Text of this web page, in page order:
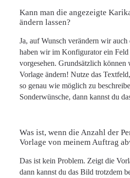
Kann man die angezeigte
ändern lassen?
Ja, auf Wunsch verändern wir
haben wir im Konfigurator ein
vorgesehen. Grundsätzlich können
Vorlage ändern! Nutze das
so genau wie möglich zu
Sonderwünsche, dann kannst du
Was ist, wenn die Anzahl der
Vorlage von meinem Auftrag
Das ist kein Problem. Zeigt die
dann kannst du das Bild trotzdem